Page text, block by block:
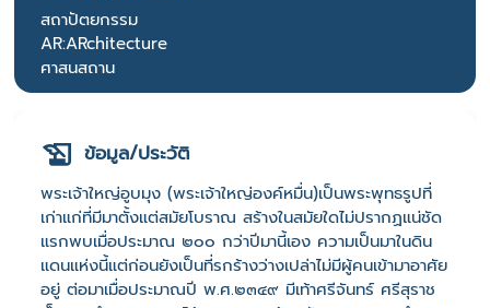
สถาปัตยกรรม
AR:ARchitecture
ศาสนสถาน
ข้อมูล/ประวัติ
พระเจ้าใหญ่อูบมุง (พระเจ้าใหญ่องค์หมื่น)เป็นพระพุทธรูปที่
เก่าแก่ที่มีมาตั้งแต่สมัยโบราณ สร้างในสมัยใดไม่ปรากฏแน่ชัด
แรกพบเมื่อประมาณ ๒๐๐ กว่าปีมานี้เอง ความเป็นมาในดิน
แดนแห่งนี้แต่ก่อนยังเป็นที่รกร้างว่างเปล่าไม่มีผู้คนเข้ามาอาศัย
อยู่ ต่อมาเมื่อประมาณปี พ.ศ.๒๓๔๙ มีเท้าศรีจันทร์ ศรีสุราช